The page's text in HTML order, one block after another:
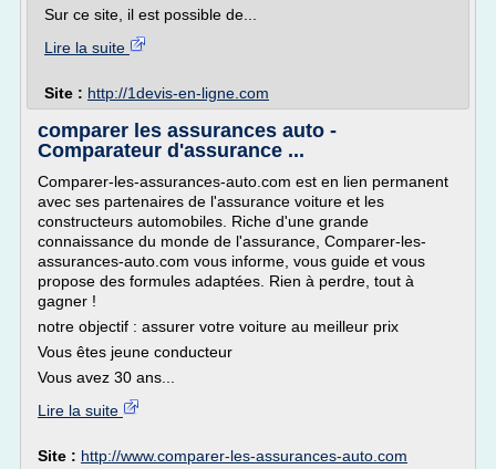
Sur ce site, il est possible de...
Lire la suite
Site : http://1devis-en-ligne.com
comparer les assurances auto -
Comparateur d'assurance ...
Comparer-les-assurances-auto.com est en lien permanent
avec ses partenaires de l'assurance voiture et les
constructeurs automobiles. Riche d'une grande
connaissance du monde de l'assurance, Comparer-les-
assurances-auto.com vous informe, vous guide et vous
propose des formules adaptées. Rien à perdre, tout à
gagner !
notre objectif : assurer votre voiture au meilleur prix
Vous êtes jeune conducteur
Vous avez 30 ans...
Lire la suite
Site : http://www.comparer-les-assurances-auto.com